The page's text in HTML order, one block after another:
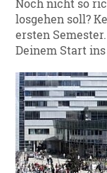
Noch nicht so
losgehen soll?
ersten
Deinem Start